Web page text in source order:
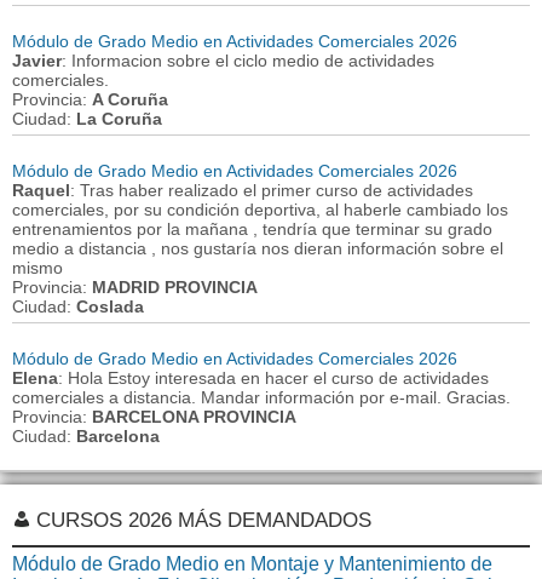
Módulo de Grado Medio en Actividades Comerciales 2026
Javier: Informacion sobre el ciclo medio de actividades
comerciales.
Provincia: A Coruña
Ciudad: La Coruña
Módulo de Grado Medio en Actividades Comerciales 2026
Raquel: Tras haber realizado el primer curso de actividades
comerciales, por su condición deportiva, al haberle cambiado los
entrenamientos por la mañana , tendría que terminar su grado
medio a distancia , nos gustaría nos dieran información sobre el
mismo
Provincia: MADRID PROVINCIA
Ciudad: Coslada
Módulo de Grado Medio en Actividades Comerciales 2026
Elena: Hola Estoy interesada en hacer el curso de actividades
comerciales a distancia. Mandar información por e-mail. Gracias.
Provincia: BARCELONA PROVINCIA
Ciudad: Barcelona
CURSOS 2026 MÁS DEMANDADOS
Módulo de Grado Medio en Montaje y Mantenimiento de